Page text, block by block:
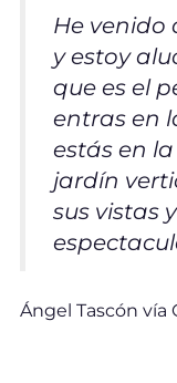
He venido
y estoy
que es el
entras en
estás en
jardín
sus vistas
Ángel Tascón vía